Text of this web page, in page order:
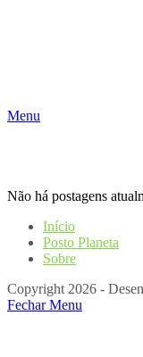
Menu
Não há postagens
Início
Posto Planeta
Sobre
Copyright 2026 -
Fechar Menu